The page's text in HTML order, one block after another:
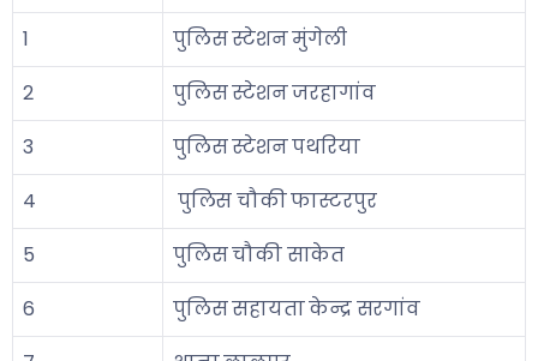
1
पुलिस स्टेशन मुंगेली
2
पुलिस स्टेशन जरहागांव
3
पुलिस स्टेशन पथरिया
4
पुलिस चौकी फास्टरपुर
5
पुलिस चौकी साकेत
6
पुलिस सहायता केन्द्र सरगांव